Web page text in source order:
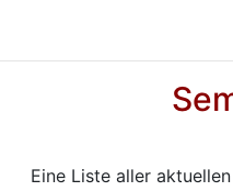
Eine Liste aller